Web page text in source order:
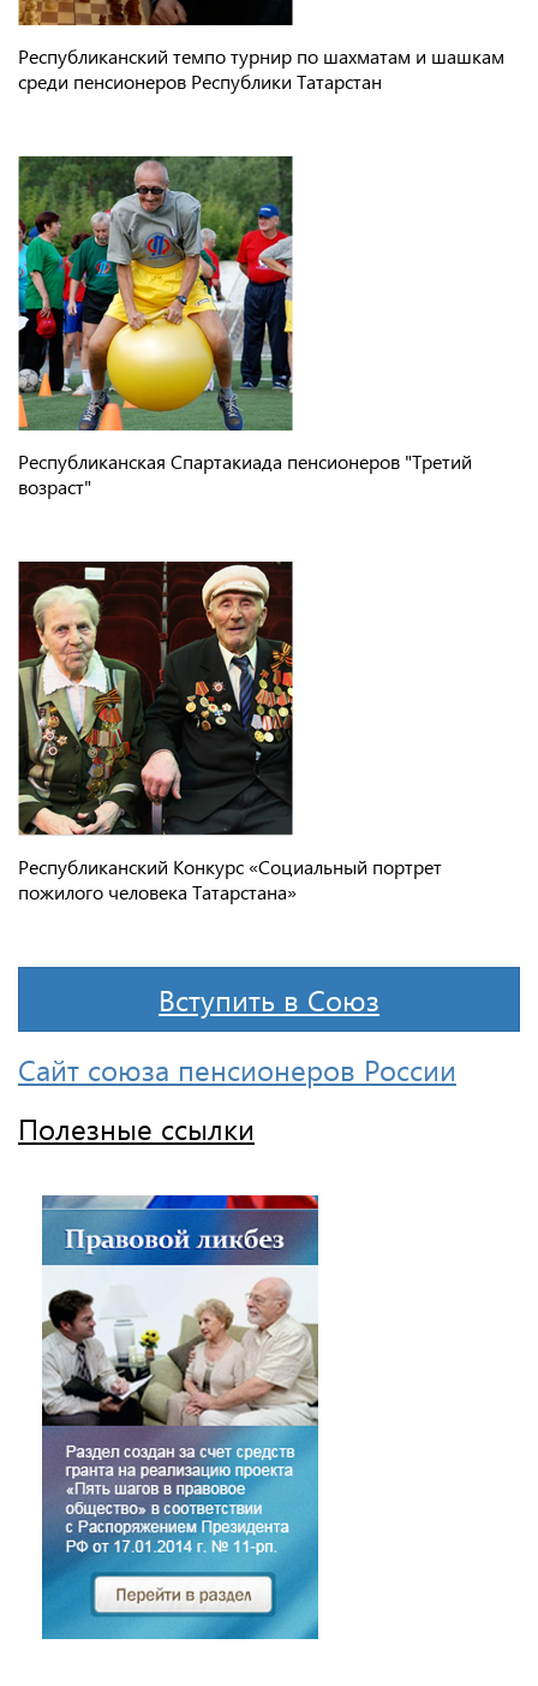
Республиканский темпо турнир по шахматам и шашкам
среди пенсионеров Республики Татарстан
Республиканская Спартакиада пенсионеров "Третий
возраст"
Республиканский Конкурс «Социальный портрет
пожилого человека Татарстана»
Вступить в Союз
Сайт союза пенсионеров России
Полезные ссылки